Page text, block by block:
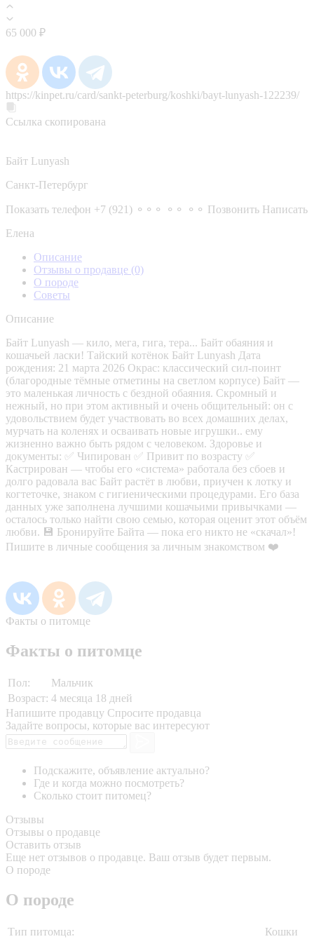
65 000 ₽
https://kinpet.ru/card/sankt-peterburg/koshki/bayt-lunyash-122239/
Ссылка скопирована
Байт Lunyash
Санкт-Петербург
Показать телефон +7 (921) ⚬⚬⚬ ⚬⚬ ⚬⚬ Позвонить Написать
Елена
Описание
Отзывы о продавце (0)
О породе
Советы
Описание
Байт Lunyash — кило, мега, гига, тера... Байт обаяния и
кошачьей ласки! Тайский котёнок Байт Lunyash Дата
рождения: 21 марта 2026 Окрас: классический сил-поинт
(благородные тёмные отметины на светлом корпусе) Байт —
это маленькая личность с бездной обаяния. Скромный и
нежный, но при этом активный и очень общительный: он с
удовольствием будет участвовать во всех домашних делах,
мурчать на коленях и осваивать новые игрушки.. ему
жизненно важно быть рядом с человеком. Здоровье и
документы: ✅ Чипирован ✅ Привит по возрасту ✅
Кастрирован — чтобы его «система» работала без сбоев и
долго радовала вас Байт растёт в любви, приучен к лотку и
когтеточке, знаком с гигиеническими процедурами. Его база
данных уже заполнена лучшими кошачьими привычками —
осталось только найти свою семью, которая оценит этот объём
любви. 💾 Бронируйте Байта — пока его никто не «скачал»!
Пишите в личные сообщения за личным знакомством ❤️
Факты о питомце
Факты о питомце
Пол:
Мальчик
Возраст: 4 месяца 18 дней
Напишите продавцу Спросите продавца
Задайте вопросы, которые вас интересуют
Подскажите, объявление актуально?
Где и когда можно посмотреть?
Сколько стоит питомец?
Отзывы
Отзывы о продавце
Оставить отзыв
Еще нет отзывов о продавце. Ваш отзыв будет первым.
О породе
О породе
Тип питомца:
Кошки